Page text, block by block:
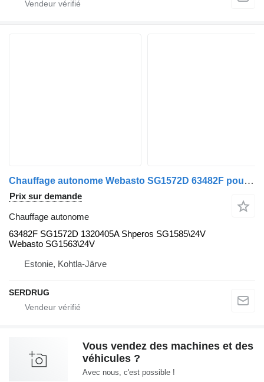
Chauffage autonome Webasto SG1572D 63482F pour bus Mercedes-Benz
Prix sur demande
Chauffage autonome
63482F SG1572D 1320405A Shperos SG1585\24V
Webasto SG1563\24V
Estonie, Kohtla-Järve
SERDRUG
Vous vendez des machines et des
véhicules ?
Avec nous, c'est possible !